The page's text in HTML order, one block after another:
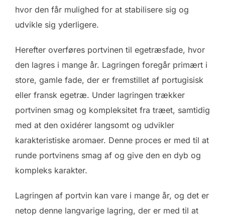
hvor den får mulighed for at stabilisere sig og
udvikle sig yderligere.
Herefter overføres portvinen til egetræsfade, hvor
den lagres i mange år. Lagringen foregår primært i
store, gamle fade, der er fremstillet af portugisisk
eller fransk egetræ. Under lagringen trækker
portvinen smag og kompleksitet fra træet, samtidig
med at den oxidérer langsomt og udvikler
karakteristiske aromaer. Denne proces er med til at
runde portvinens smag af og give den en dyb og
kompleks karakter.
Lagringen af portvin kan vare i mange år, og det er
netop denne langvarige lagring, der er med til at